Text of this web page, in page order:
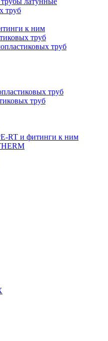
труб
к ним
труб
труб
труб
труб
RT и фитинги к ним